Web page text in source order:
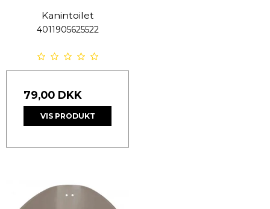
Kanintoilet
4011905625522
79,00 DKK
VIS PRODUKT